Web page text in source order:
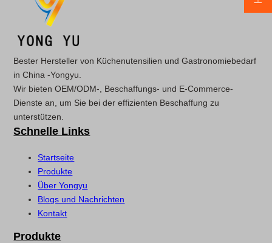
Bester Hersteller von Küchenutensilien und Gastronomiebedarf
in China -Yongyu.
Wir bieten OEM/ODM-, Beschaffungs- und E-Commerce-
Dienste an, um Sie bei der effizienten Beschaffung zu
unterstützen.
Schnelle Links
Startseite
Produkte
Über Yongyu
Blogs und Nachrichten
Kontakt
Produkte